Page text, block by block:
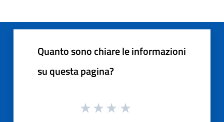
Quanto sono chiare le informazioni
su questa pagina?